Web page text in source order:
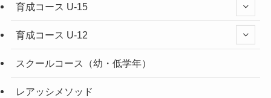
育成コース U-15
育成コース U-12
スクールコース（幼・低学年）
レアッシメソッド